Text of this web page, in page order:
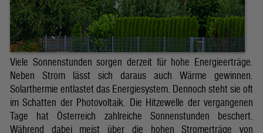
Viele Sonnenstunden sorgen derzeit für hohe Energieerträge.
Neben Strom lässt sich daraus auch Wärme gewinnen.
Solarthermie entlastet das Energiesystem. Dennoch steht sie oft
im Schatten der Photovoltaik. Die Hitzewelle der vergangenen
Tage hat Österreich zahlreiche Sonnenstunden beschert.
Während dabei meist über die hohen Stromerträge von